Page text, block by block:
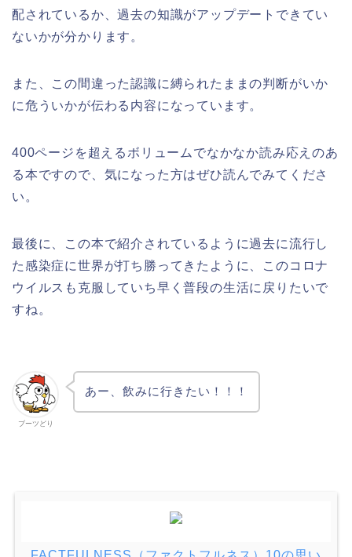
配されているか、過去の知識がアップデートできてい
ないかが分かります。
また、この間違った認識に縛られたままの判断がいか
に危ういかが伝わる内容になっています。
400ページを超えるボリュームでなかなか読み応えのあ
る本ですので、気になった方はぜひ読んでみてくださ
い。
最後に、この本で紹介されているように過去に流行し
た感染症に世界が打ち勝ってきたように、このコロナ
ウイルスも克服していち早く普段の生活に戻りたいで
すね。
ブーツどり
あー、飲みに行きたい！！！